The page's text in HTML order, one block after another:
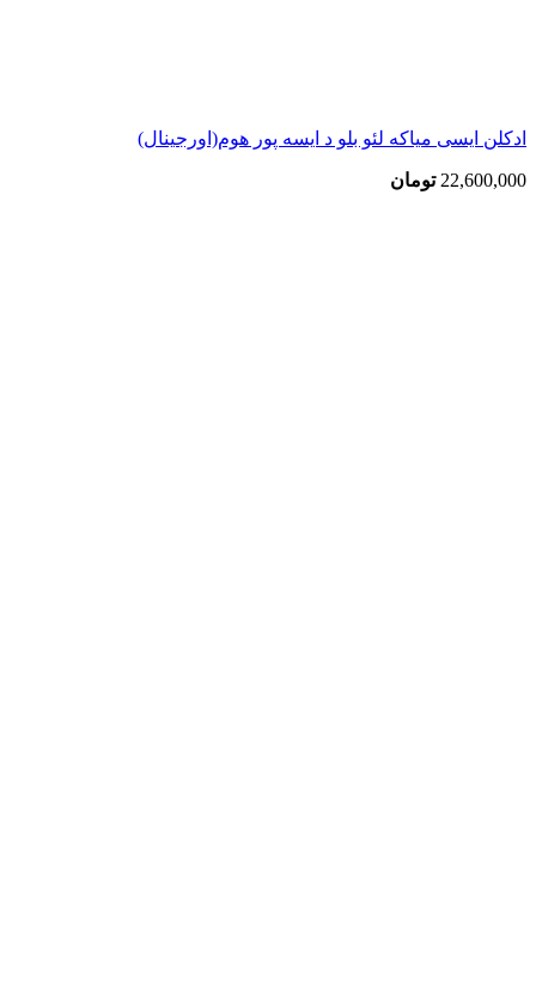
ادکلن ایسی میاکه لئو بلو د ایسه پور هوم(اورجینال)
22,600,000 تومان